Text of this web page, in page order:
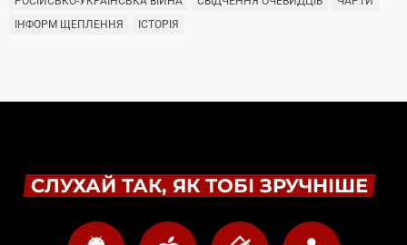
ІНФОРМ ЩЕПЛЕННЯ
ІСТОРІЯ
СЛУХАЙ ТАК, ЯК ТОБІ ЗРУЧНІШЕ